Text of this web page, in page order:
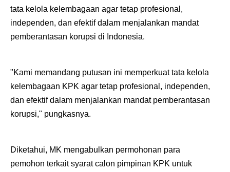
tata kelola kelembagaan agar tetap profesional,
independen, dan efektif dalam menjalankan mandat
pemberantasan korupsi di Indonesia.
"Kami memandang putusan ini memperkuat tata kelola
kelembagaan KPK agar tetap profesional, independen,
dan efektif dalam menjalankan mandat pemberantasan
korupsi," pungkasnya.
Diketahui, MK mengabulkan permohonan para
pemohon terkait syarat calon pimpinan KPK untuk